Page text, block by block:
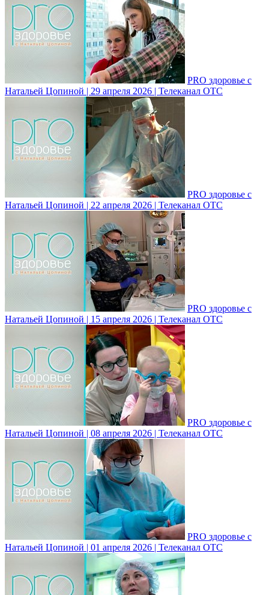
PRO здоровье с
Натальей Цопиной | 29 апреля 2026 | Телеканал ОТС
PRO здоровье с
Натальей Цопиной | 22 апреля 2026 | Телеканал ОТС
PRO здоровье с
Натальей Цопиной | 15 апреля 2026 | Телеканал ОТС
PRO здоровье с
Натальей Цопиной | 08 апреля 2026 | Телеканал ОТС
PRO здоровье с
Натальей Цопиной | 01 апреля 2026 | Телеканал ОТС